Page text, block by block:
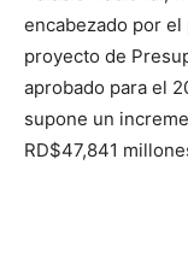
encabezado por
proyecto de
aprobado para el
supone un
RD$47,841